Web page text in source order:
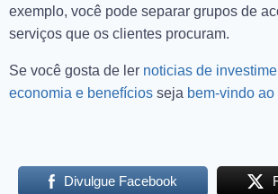
exemplo, você pode separar grupos de
serviços que os clientes procuram.
Se você gosta de ler noticias de
economia e benefícios seja bem-vindo
Divulgue Facebook